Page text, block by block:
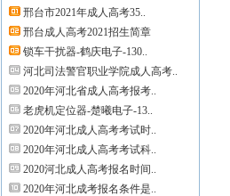
邢台市2021年成人高考35..
邢台成人高考2021招生简章
锁车干扰器-鹤庆电子-130..
河北司法警官职业学院成人高考..
2020年河北省成人高考报考..
老虎机定位器-楚曦电子-13..
2020年河北成人高考考试时..
2020年河北成人高考考试科..
2020河北成人高考报名时间..
2020年河北成考报名条件是..